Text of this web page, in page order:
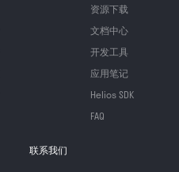
资源下载
文档中心
开发工具
应用笔记
Helios SDK
FAQ
联系我们